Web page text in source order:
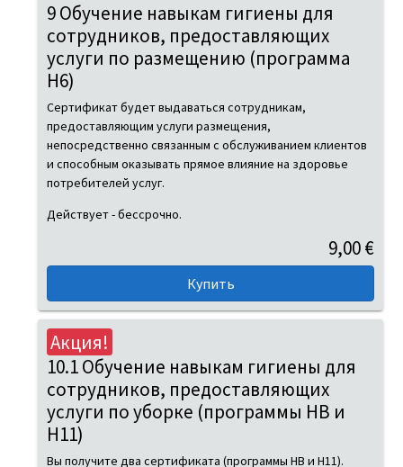
9 Обучение навыкам гигиены для
сотрудников, предоставляющих
услуги по размещению (программа
H6)
Сертификат будет выдаваться сотрудникам,
предоставляющим услуги размещения,
непосредственно связанным с обслуживанием клиентов
и способным оказывать прямое влияние на здоровье
потребителей услуг.
Действует - бессрочно.
9,00 €
Акция!
10.1 Обучение навыкам гигиены для
сотрудников, предоставляющих
услуги по уборке (программы HB и
H11)
Вы получите два сертификата (программы HB и H11).